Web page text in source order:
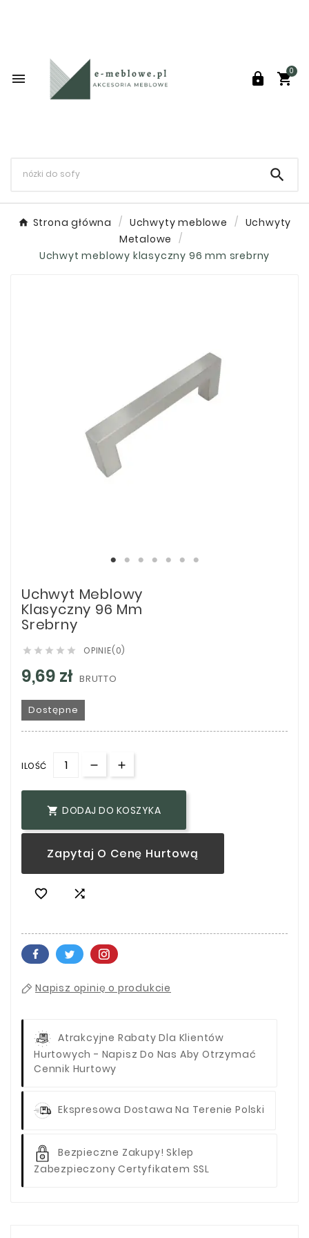
  
0

Strona główna Uchwyty meblowe
Uchwyty
Metalowe
Uchwyt meblowy klasyczny 96 mm srebrny
Uchwyt Meblowy
Klasyczny 96 Mm
Srebrny
     OPINIE(0)
9,69 zł BRUTTO
Dostępne
ILOŚĆ
 DODAJ DO KOSZYKA
Zapytaj O Cenę Hurtową
 
Napisz opinię o produkcie
Atrakcyjne Rabaty Dla Klientów
Hurtowych - Napisz Do Nas Aby Otrzymać
Cennik Hurtowy
Ekspresowa Dostawa Na Terenie Polski
Bezpieczne Zakupy! Sklep
Zabezpieczony Certyfikatem SSL